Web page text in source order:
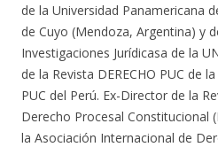
de la Universidad Panamericana
de Cuyo (Mendoza, Argentina) y
Investigaciones Jurídicasa de la
de la Revista DERECHO PUC de
PUC del Perú. Ex-Director de la
Derecho Procesal Constitucional
la Asociación Internacional de